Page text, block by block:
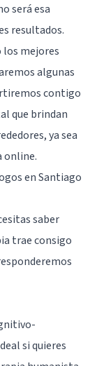
será esa
resultados.
los mejores
algunas
contigo
que brindan
ya sea
online.
en Santiago
saber
trae consigo
si quieres